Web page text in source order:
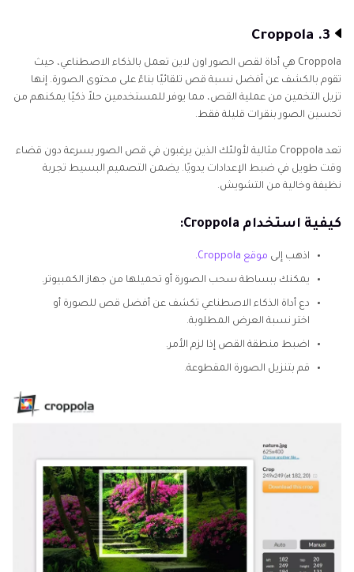
3. Croppola
Croppola هي أداة لقص الصور اون لاين تعمل بالذكاء الاصطناعي، حيث
تقوم بالكشف عن أفضل نسبة قص تلقائيًا بناءً على محتوى الصورة. إنها
تزيل التخمين من عملية القص، مما يوفر للمستخدمين حلاً ذكيًا يمكنهم من
تحسين الصور بنقرات قليلة فقط.
تعد Croppola مثالية لأولئك الذين يرغبون في قص الصور بسرعة دون قضاء
وقت طويل في ضبط الإعدادات يدويًا. يضمن التصميم البسيط تجربة
نظيفة وخالية من التشويش.
كيفية استخدام Croppola:
اذهب إلى موقع Croppola .
يمكنك ببساطة سحب الصورة أو تحميلها من جهاز الكمبيوتر.
دع أداة الذكاء الاصطناعي تكشف عن أفضل قص للصورة أو
اختر نسبة العرض المطلوبة.
اضبط منطقة القص إذا لزم الأمر.
قم بتنزيل الصورة المقطوعة.